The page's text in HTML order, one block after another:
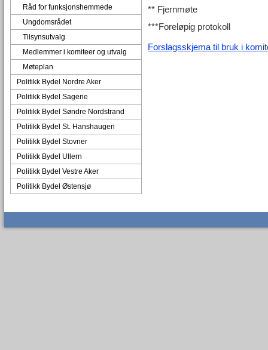
Råd for funksjonshemmede
Ungdomsrådet
Tilsynsutvalg
Medlemmer i komiteer og utvalg
Møteplan
Politikk Bydel Nordre Aker
Politikk Bydel Sagene
Politikk Bydel Søndre Nordstrand
Politikk Bydel St. Hanshaugen
Politikk Bydel Stovner
Politikk Bydel Ullern
Politikk Bydel Vestre Aker
Politikk Bydel Østensjø
** Fjernmøte
***Foreløpig protokoll
Forslagsskjema til bruk i